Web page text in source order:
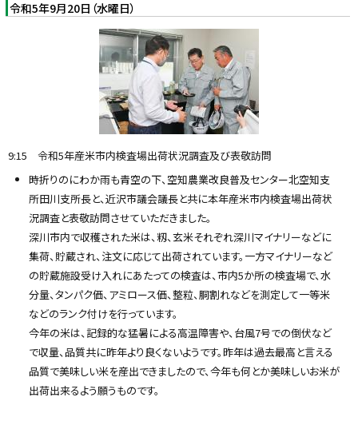
令和5年9月20日（水曜日）
9:15 令和5年産米市内検査場出荷状況調査及び表敬訪問
時折りのにわか雨も青空の下、空知農業改良普及センター北空知支
所田川支所長と、近沢市議会議長と共に本年産米市内検査場出荷状
況調査と表敬訪問させていただきました。
深川市内で収穫された米は、籾、玄米それぞれ深川マイナリーなどに
集荷、貯蔵され、注文に応じて出荷されています。一方マイナリーなど
の貯蔵施設受け入れにあたっての検査は、市内5か所の検査場で、水
分量、タンパク価、アミロース価、整粒、胴割れなどを測定して一等米
などのランク付けを行っています。
今年の米は、記録的な猛暑による高温障害や、台風7号での倒伏など
で収量、品質共に昨年より良くないようです。昨年は過去最高と言える
品質で美味しい米を産出できましたので、今年も何とか美味しいお米が
出荷出来るよう願うものです。